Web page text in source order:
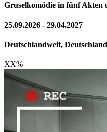
Gruselkomödie in fünf Akten
25.09.2026 - 29.04.2027
Deutschlandweit, Deutschland
XX%